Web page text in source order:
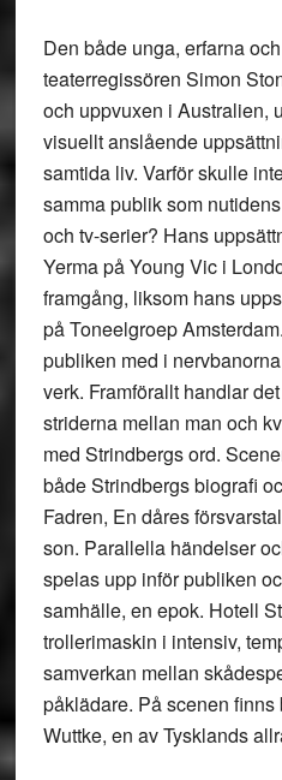
Den både unga, erfarna
teaterregissören Simon
och uppvuxen i Australien,
visuellt anslående
samtida liv. Varför skulle
samma publik som
och tv-serier? Hans
Yerma på Young Vic i
framgång, liksom hans
på Toneelgroep
publiken med i
verk. Framförallt handlar
striderna mellan man och
med Strindbergs ord.
både Strindbergs biografi
Fadren, En dåres
son. Parallella händelser
spelas upp inför publiken
samhälle, en epok. Hotell
trollerimaskin i intensiv,
samverkan mellan
påklädare. På scenen finns
Wuttke, en av Tysklands